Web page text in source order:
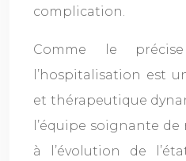
complication.
Comme le
l’hospitalisation est
et thérapeutique
l’équipe soignante
à l’évolution de